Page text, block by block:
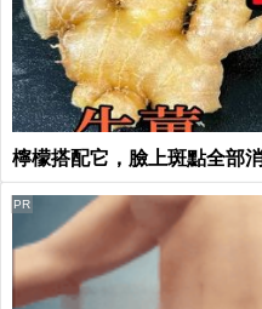
檸檬搭配它，臉上斑點全部
PR